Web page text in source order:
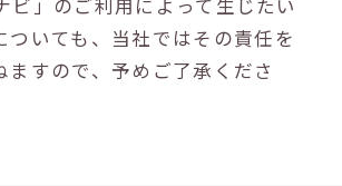
ついても、当社ではその責任を
ますので、予めご了承くださ